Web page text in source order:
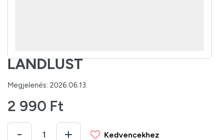
LANDLUST
Megjelenés: 2026.06.13.
2 990 Ft
Kedvencekhez